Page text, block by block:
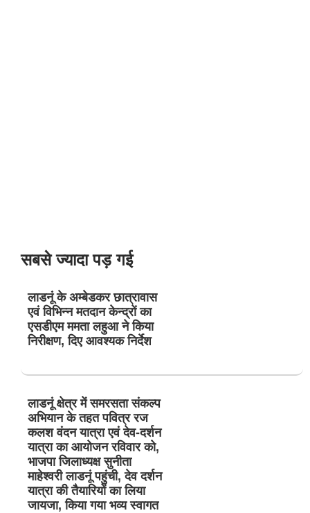
सबसे ज्यादा पड़ गई
लाडनूं के अम्बेडकर छात्रावास
एवं विभिन्न मतदान केन्द्रों का
एसडीएम ममता लहुआ ने किया
निरीक्षण, दिए आवश्यक निर्देश
लाडनूं क्षेत्र में समरसता संकल्प
अभियान के तहत पवित्र रज
कलश वंदन यात्रा एवं देव-दर्शन
यात्रा का आयोजन रविवार को,
भाजपा जिलाध्यक्ष सुनीता
माहेश्वरी लाडनूं पहुंची, देव दर्शन
यात्रा की तैयारियों का लिया
जायजा, किया गया भव्य स्वागत